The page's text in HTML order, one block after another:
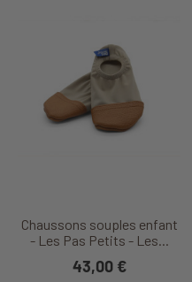
Chaussons souples enfant
- Les Pas Petits - Les...
43,00 €